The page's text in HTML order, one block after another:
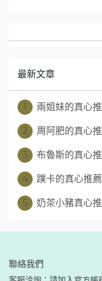
最新文章
1 兩姐妹的真心
2 周阿肥的真心
3 布魯斯的真心
4 蹼卡的真心推薦
5 奶茶小豬真心
聯絡我們